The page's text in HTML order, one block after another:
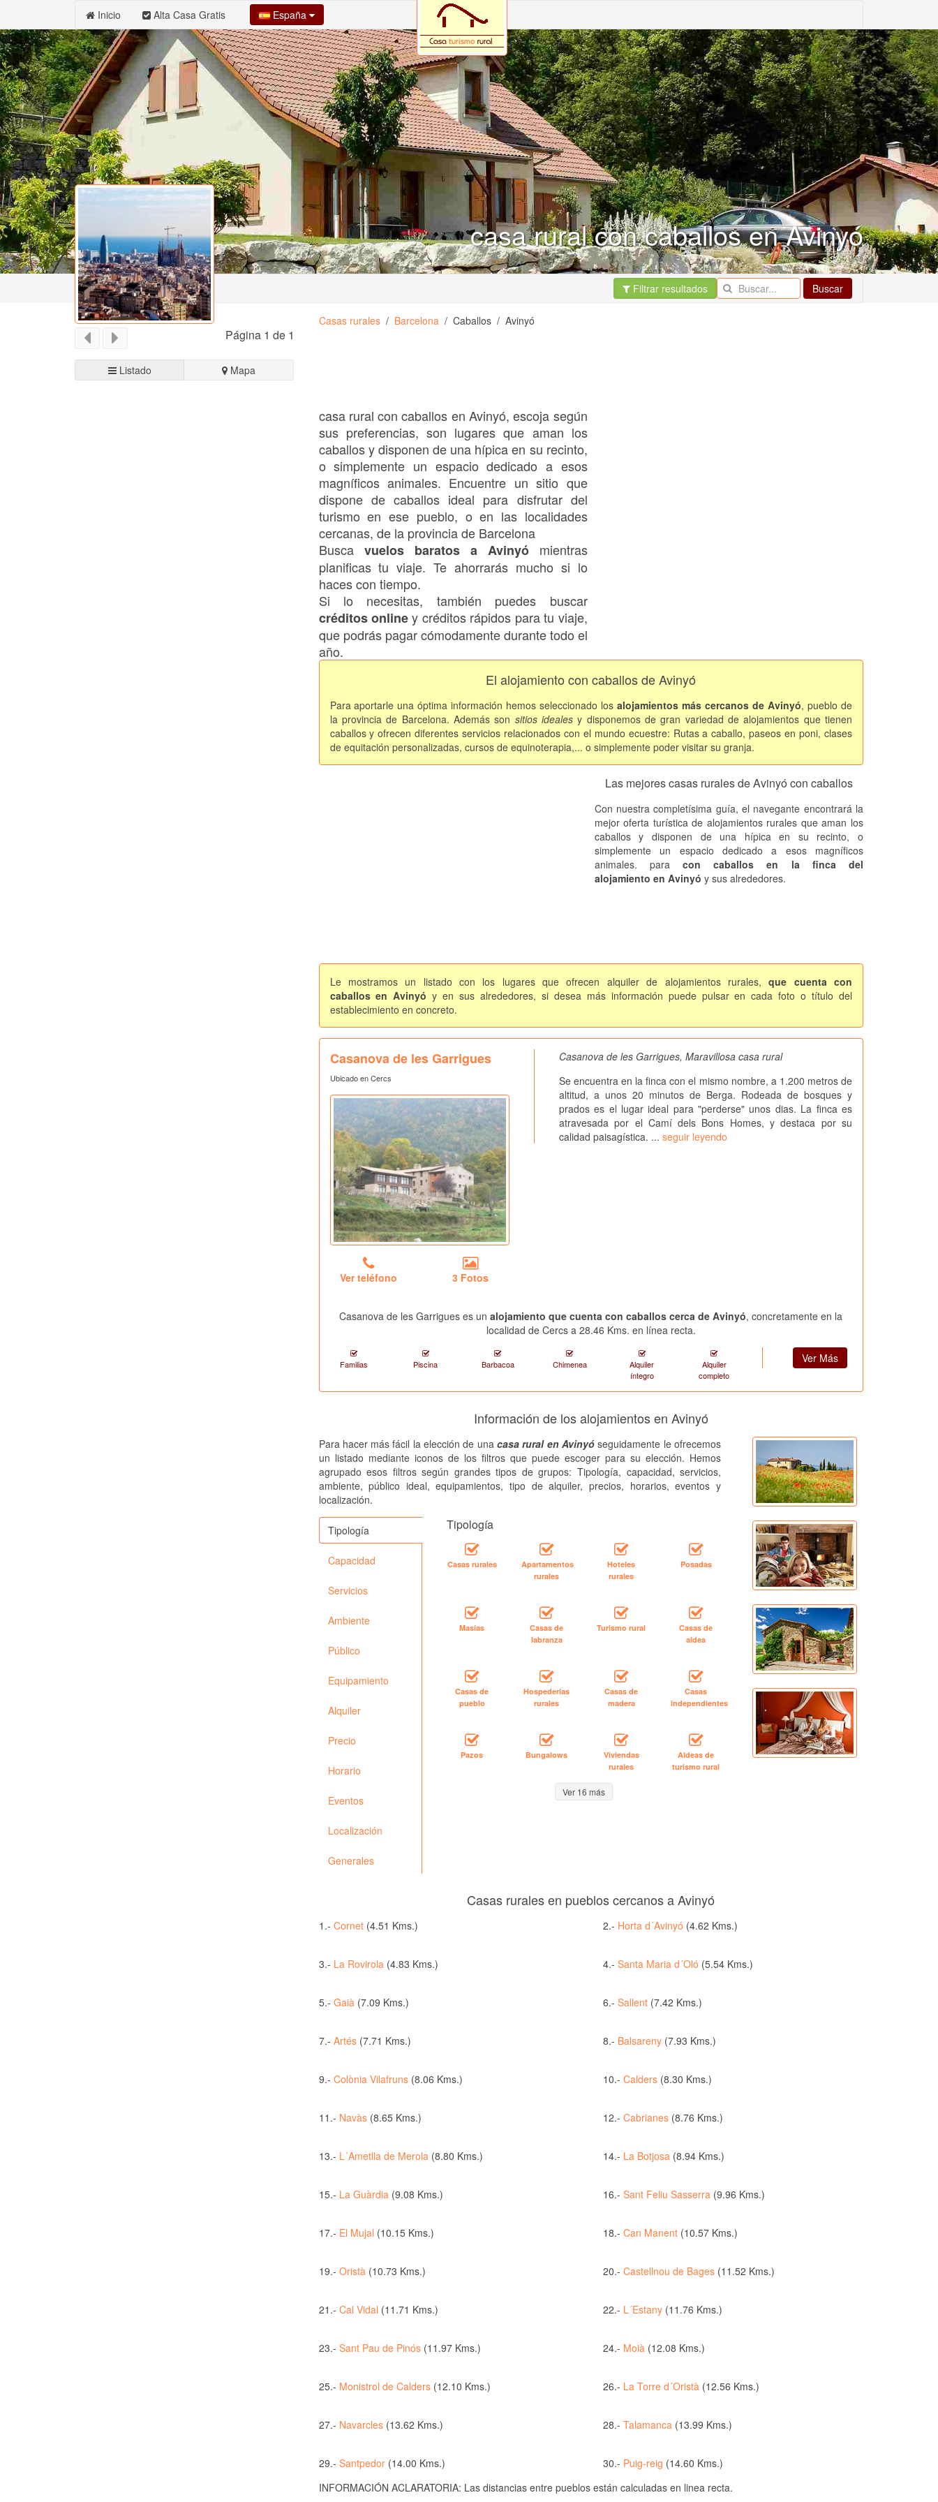
Inicio Alta Casa Gratis España
casa rural con caballos en Avinyó
Filtrar resultados Buscar
Página 1 de 1
Listado Mapa
Casas rurales Barcelona Caballos Avinyó
casa rural con caballos en Avinyó, escoja según
sus preferencias, son lugares que aman los
caballos y disponen de una hípica en su recinto,
o simplemente un espacio dedicado a esos
magníficos animales. Encuentre un sitio que
dispone de caballos ideal para disfrutar del
turismo en ese pueblo, o en las localidades
cercanas, de la provincia de Barcelona
Busca vuelos baratos a Avinyómientras
planificas tu viaje. Te ahorrarás mucho si lo
haces con tiempo.
Si lo necesitas, también puedes buscar
créditos onliney créditos rápidos para tu viaje,
que podrás pagar cómodamente durante todo el
año.
El alojamiento con caballos de Avinyó
Para aportarle una óptima información hemos seleccionado losalojamientos más cercanos de Avinyó, pueblo de
la provincia de Barcelona. Además son sitios idealesy disponemos de gran variedad de alojamientos que tienen
caballos y ofrecen diferentes servicios relacionados con el mundo ecuestre: Rutas a caballo, paseos en poni, clases
de equitación personalizadas, cursos de equinoterapia,... o simplemente poder visitar su granja.
Las mejores casas rurales de Avinyó con caballos
Con nuestra completísima guía, el navegante encontrará la
mejor oferta turística de alojamientos rurales que aman los
caballos y disponen de una hípica en su recinto, o
simplemente un espacio dedicado a esos magníficos
animales. paracon caballos en la finca del
alojamiento en Avinyó y sus alrededores.
Le mostramos un listado con los lugares que ofrecen alquiler de alojamientos rurales,que cuenta con
caballos en Avinyó y en sus alrededores, si desea más información puede pulsar en cada foto o título del
establecimiento en concreto.
Casanova de les Garrigues
Ubicado en Cercs
Ver teléfono 3 Fotos
Casanova de les Garrigues, Maravillosa casa rural
Se encuentra en la finca con el mismo nombre, a 1.200 metros de
altitud, a unos 20 minutos de Berga. Rodeada de bosques y
prados es el lugar ideal para "perderse" unos dias. La finca es
atravesada por el Camí dels Bons Homes, y destaca por su
calidad paisagística. ... seguir leyendo
Casanova de les Garrigues es unalojamiento que cuenta con caballos cerca de Avinyó, concretamente en la
localidad de Cercs a 28.46 Kms. en línea recta.
Familias Piscina Barbacoa Chimenea
Alquiler
íntegro
Alquiler
completo
Ver Más
Información de los alojamientos en Avinyó
Para hacer más fácil la elección de unacasa rural en Avinyó seguidamente le ofrecemos
un listado mediante iconos de los filtros que puede escoger para su elección. Hemos
agrupado esos filtros según grandes tipos de grupos: Tipología, capacidad, servicios,
ambiente, público ideal, equipamientos, tipo de alquiler, precios, horarios, eventos y
localización.
Tipología
Capacidad
Servicios
Ambiente
Público
Equipamiento
Alquiler
Precio
Horario
Eventos
Localización
Generales
Tipología
Casas rurales
Apartamentos
rurales
Hoteles
rurales
Posadas
Masías
Casas de
labranza
Turismo rural
Casas de
aldea
Casas de
pueblo
Hospederías
rurales
Casas de
madera
Casas
independientes
Pazos Bungalows
Viviendas
rurales
Aldeas de
turismo rural
Ver 16 más
Casas rurales en pueblos cercanos a Avinyó
1.- Cornet(4.51 Kms.) 2.- Horta d´Avinyó (4.62 Kms.)
3.- La Rovirola(4.83 Kms.) 4.-Santa Maria d´Oló (5.54 Kms.)
5.- Gaià(7.09 Kms.) 6.-Sallent (7.42 Kms.)
7.- Artés(7.71 Kms.) 8.- Balsareny (7.93 Kms.)
9.- Colònia Vilafruns(8.06 Kms.) 10.-Calders (8.30 Kms.)
11.- Navàs(8.65 Kms.) 12.-Cabrianes (8.76 Kms.)
13.- L´Ametlla de Merola(8.80 Kms.) 14.- La Botjosa (8.94 Kms.)
15.- La Guàrdia(9.08 Kms.) 16.-Sant Feliu Sasserra (9.96 Kms.)
17.- El Mujal (10.15 Kms.) 18.-Can Manent (10.57 Kms.)
19.- Oristà(10.73 Kms.) 20.-Castellnou de Bages (11.52 Kms.)
21.- Cal Vidal (11.71 Kms.) 22.- L´Estany (11.76 Kms.)
23.- Sant Pau de Pinós(11.97 Kms.) 24.- Moià (12.08 Kms.)
25.- Monistrol de Calders(12.10 Kms.) 26.- La Torre d´Oristà (12.56 Kms.)
27.- Navarcles(13.62 Kms.) 28.-Talamanca (13.99 Kms.)
29.- Santpedor(14.00 Kms.) 30.- Puig-reig (14.60 Kms.)
INFORMACIÓN ACLARATORIA: Las distancias entre pueblos están calculadas en linea recta.